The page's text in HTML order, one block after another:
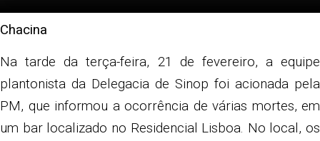
Chacina
Na tarde da terça-feira, 21 de fevereiro, a equipe
plantonista da Delegacia de Sinop foi acionada pela
PM, que informou a ocorrência de várias mortes, em
um bar localizado no Residencial Lisboa. No local, os